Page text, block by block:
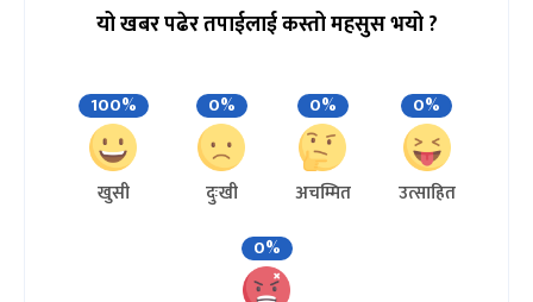
यो खबर पढेर तपाईलाई कस्तो महसुस भयो ?
100%
खुसी
0%
दुःखी
0%
अचम्मित
0%
उत्साहित
0%